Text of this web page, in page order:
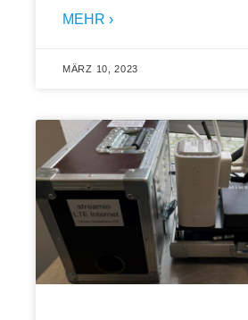
MEHR ›
MÄRZ 10, 2023